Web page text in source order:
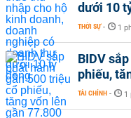
dưới 10
THỜI SỰ - 1
BIDV
phiếu,
TÀI CHÍNH - 1